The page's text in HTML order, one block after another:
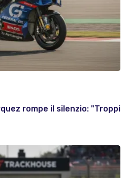
rompe il silenzio: "Troppi